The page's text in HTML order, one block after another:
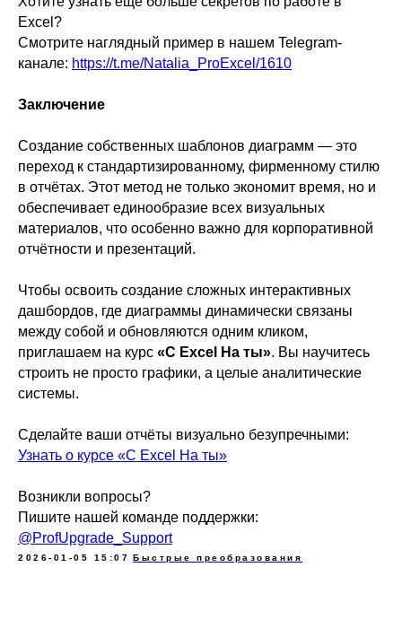
Excel?
Смотрите наглядный пример в нашем Telegram-
канале: https://t.me/Natalia_ProExcel/1610
Заключение
Создание собственных шаблонов диаграмм — это
переход к стандартизированному, фирменному стилю
в отчётах. Этот метод не только экономит время, но и
обеспечивает единообразие всех визуальных
материалов, что особенно важно для корпоративной
отчётности и презентаций.
Чтобы освоить создание сложных интерактивных
дашбордов, где диаграммы динамически связаны
между собой и обновляются одним кликом,
приглашаем на курс «С Excel На ты». Вы научитесь
строить не просто графики, а целые аналитические
системы.
Сделайте ваши отчёты визуально безупречными:
Узнать о курсе «С Excel На ты»
Возникли вопросы?
Пишите нашей команде поддержки:
@ProfUpgrade_Support
2026-01-05 15:07 Быстрые преобразования